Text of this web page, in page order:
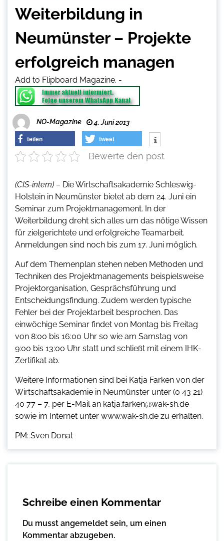
Weiterbildung in
Neumünster – Projekte
erfolgreich managen
Add to Flipboard Magazine. -
NO-Magazine 4. Juni 2013
teilen tweet
Bewerte den post
(CIS-intern) – Die Wirtschaftsakademie Schleswig-
Holstein in Neumünster bietet ab dem 24. Juni ein
Seminar zum Projektmanagement. In der
Weiterbildung dreht sich alles um das nötige Wissen
für zielgerichtete und erfolgreiche Teamarbeit.
Anmeldungen sind noch bis zum 17. Juni möglich.
Auf dem Themenplan stehen neben Methoden und
Techniken des Projektmanagements beispielsweise
Projektorganisation, Gesprächsführung und
Entscheidungsfindung. Zudem werden typische
Fehler bei der Projektarbeit besprochen. Das
einwöchige Seminar findet von Montag bis Freitag
von 8:00 bis 16:00 Uhr so wie am Samstag von
9:00 bis 13:00 Uhr statt und schließt mit einem IHK-
Zertifikat ab.
Weitere Informationen sind bei Katja Farken von der
Wirtschaftsakademie in Neumünster unter (0 43 21)
40 77 – 7, per E-Mail an katja.farken@wak-sh.de
sowie im Internet unter www.wak-sh.de zu erhalten.
PM: Sven Donat
Schreibe einen Kommentar
Du musst angemeldet sein, um einen
Kommentar abzugeben.